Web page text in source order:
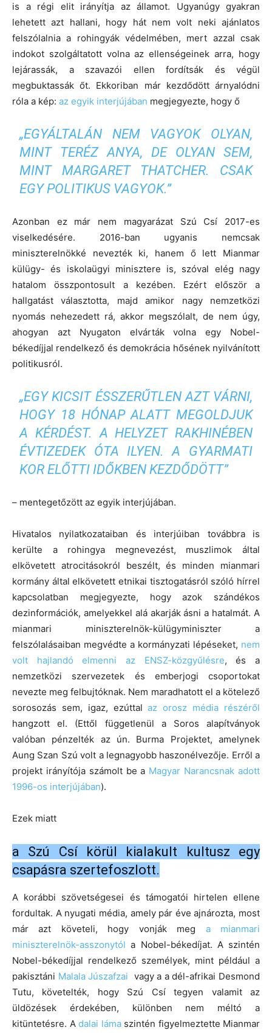
is a régi elit irányítja az államot. Ugyanúgy gyakran
lehetett azt hallani, hogy hát nem volt neki ajánlatos
felszólalnia a rohingyák védelmében, mert azzal csak
indokot szolgáltatott volna az ellenségeinek arra, hogy
lejárassák, a szavazói ellen fordítsák és végül
megbuktassák őt. Ekkoriban már kezdődött árnyalódni
róla a kép: az egyik interjújában megjegyezte, hogy ő
„EGYÁLTALÁN NEM VAGYOK OLYAN,
MINT TERÉZ ANYA, DE OLYAN SEM,
MINT MARGARET THATCHER. CSAK
EGY POLITIKUS VAGYOK.”
Azonban ez már nem magyarázat Szú Csí 2017-es
viselkedésére. 2016-ban ugyanis nemcsak
miniszterelnökké nevezték ki, hanem ő lett Mianmar
külügy- és iskolaügyi minisztere is, szóval elég nagy
hatalom összpontosult a kezében. Ezért először a
hallgatást választotta, majd amikor nagy nemzetközi
nyomás nehezedett rá, akkor megszólalt, de nem úgy,
ahogyan azt Nyugaton elvárták volna egy Nobel-
békedíjjal rendelkező és demokrácia hősének nyilvánított
politikusról.
„EGY KICSIT ÉSSZERŰTLEN AZT VÁRNI,
HOGY 18 HÓNAP ALATT MEGOLDJUK
A KÉRDÉST. A HELYZET RAKHINÉBEN
ÉVTIZEDEK ÓTA ILYEN. A GYARMATI
KOR ELŐTTI IDŐKBEN KEZDŐDÖTT”
– mentegetőzött az egyik interjújában.
Hivatalos nyilatkozataiban és interjúiban továbbra is
kerülte a rohingya megnevezést, muszlimok által
elkövetett atrocitásokról beszélt, és minden mianmari
kormány által elkövetett etnikai tisztogatásról szóló hírrel
kapcsolatban megjegyezte, hogy azok szándékos
dezinformációk, amelyekkel alá akarják ásni a hatalmát. A
mianmari miniszterelnök-külügyminiszter a
felszólalásaiban megvédte a kormányzati lépéseket, nem
volt hajlandó elmenni az ENSZ-közgyűlésre, és a
nemzetközi szervezetek és emberjogi csoportokat
nevezte meg felbujtóknak. Nem maradhatott el a kötelező
sorosozás sem, igaz, ezúttalaz orosz média részéről
hangzott el. (Ettől függetlenül a Soros alapítványok
valóban pénzelték az ún. Burma Projektet, amelynek
Aung Szan Szú volt a legnagyobb haszonélvezője. Erről a
projekt irányítója számolt be a Magyar Narancsnak adott
1996-os interjújában).
Ezek miatt
a Szú Csí körül kialakult kultusz egy
csapásra szertefoszlott.
A korábbi szövetségesei és támogatói hirtelen ellene
fordultak. A nyugati média, amely pár éve ajnározta, most
már azt követeli, hogy vonják meg a mianmari
miniszterelnök-asszonytól a Nobel-békedíjat. A szintén
Nobel-békedíjjal rendelkező személyek, mint például a
pakisztáni Malala Júszafzai vagy a a dél-afrikai Desmond
Tutu, követelték, hogy Szú Csí tegyen valamit az
üldözések érdekében, különben nem méltó a
kitüntetésre. A dalai láma szintén figyelmeztette Mianmar